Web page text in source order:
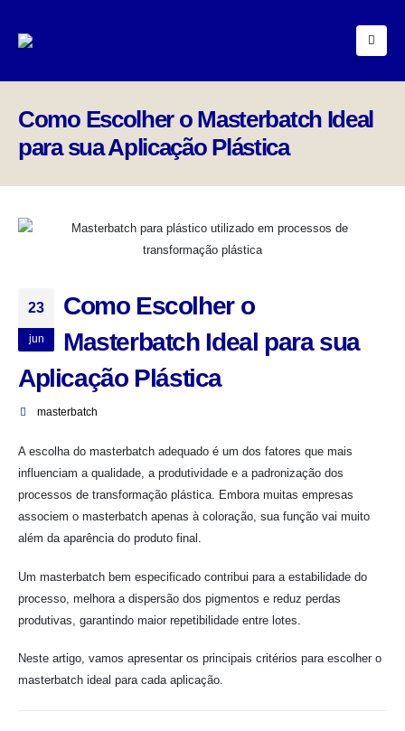
Como Escolher o Masterbatch Ideal
para sua Aplicação Plástica
23
jun
Como Escolher o
Masterbatch Ideal para sua
Aplicação Plástica
masterbatch
A escolha do masterbatch adequado é um dos fatores que mais
influenciam a qualidade, a produtividade e a padronização dos
processos de transformação plástica. Embora muitas empresas
associem o masterbatch apenas à coloração, sua função vai muito
além da aparência do produto final.
Um masterbatch bem especificado contribui para a estabilidade do
processo, melhora a dispersão dos pigmentos e reduz perdas
produtivas, garantindo maior repetibilidade entre lotes.
Neste artigo, vamos apresentar os principais critérios para escolher o
masterbatch ideal para cada aplicação.